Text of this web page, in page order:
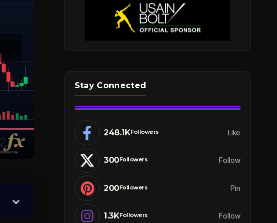
Stay Connected
248.1KFollowers Like
300Followers Follow
200Followers Pin
1.3KFollowers Follow